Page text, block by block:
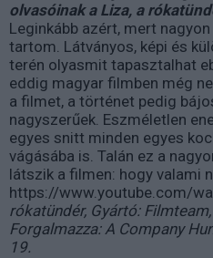
olvasóinak a Liza, a
Leginkább azért, mert
tartom. Látványos, képi és
terén olyasmit tapasztalhat
eddig magyar filmben még
a filmet, a történet pedig
nagyszerűek. Eszméletlen
egyes snitt minden egyes
vágásába is. Talán ez a
látszik a filmen: hogy valami
https://www.youtube.com/
rókatündér, Gyártó:
Forgalmazza: A Company
19.